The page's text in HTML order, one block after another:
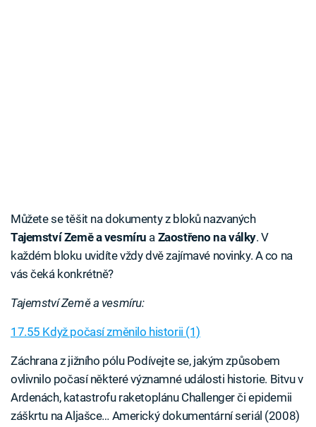
Můžete se těšit na dokumenty z bloků nazvaných
Tajemství Země a vesmíru a Zaostřeno na války. V
každém bloku uvidíte vždy dvě zajímavé novinky. A co na
vás čeká konkrétně?
Tajemství Země a vesmíru:
17.55 Když počasí změnilo historii (1)
Záchrana z jižního pólu Podívejte se, jakým způsobem
ovlivnilo počasí některé významné události historie. Bitvu v
Ardenách, katastrofu raketoplánu Challenger či epidemii
záškrtu na Aljašce… Americký dokumentární seriál (2008)